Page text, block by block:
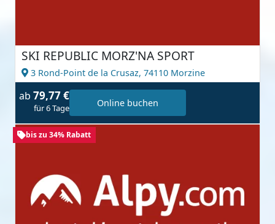
SKI REPUBLIC MORZ'NA SPORT
3 Rond-Point de la Crusaz, 74110 Morzine
ab 79,77 €
für 6 Tage Online buchen
bis zu 34% Rabatt